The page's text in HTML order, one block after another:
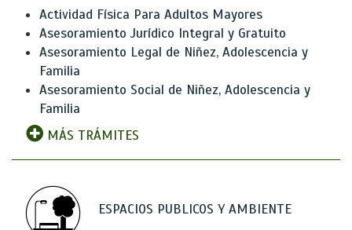
Actividad Física Para Adultos Mayores
Asesoramiento Jurídico Integral y Gratuito
Asesoramiento Legal de Niñez, Adolescencia y
Familia
Asesoramiento Social de Niñez, Adolescencia y
Familia
MÁS TRÁMITES
ESPACIOS PUBLICOS Y AMBIENTE